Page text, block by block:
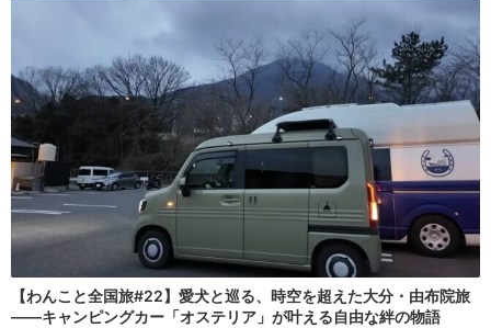
【わんこと全国旅#22】愛犬と巡る、時空を超えた大分・由布院旅
――キャンピングカー「オステリア」が叶える自由な絆の物語